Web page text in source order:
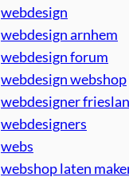
webdesign
webdesign arnhem
webdesign forum
webdesign webshop
webdesigner
webdesigners
webs
webshop laten